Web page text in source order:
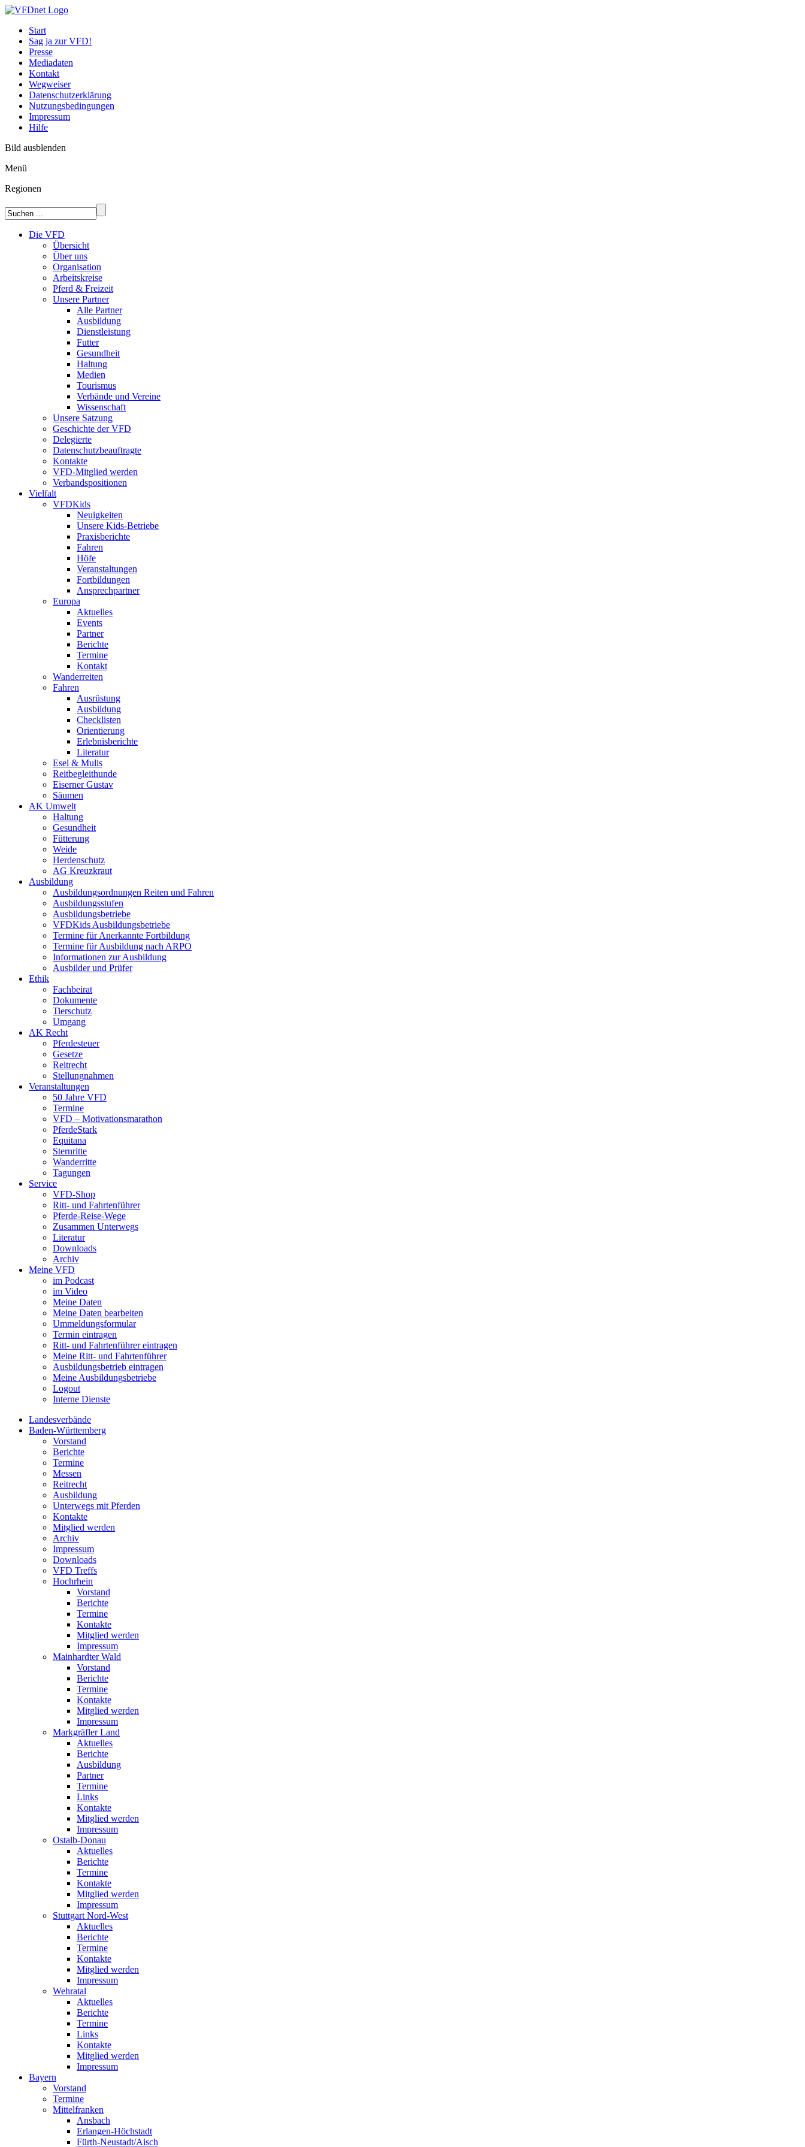
Start
Sag ja zur VFD!
Presse
Mediadaten
Kontakt
Wegweiser
Datenschutzerklärung
Nutzungsbedingungen
Impressum
Hilfe
Bild ausblenden
Menü
Regionen
Die VFD
Übersicht
Über uns
Organisation
Arbeitskreise
Pferd & Freizeit
Unsere Partner
Alle Partner
Ausbildung
Dienstleistung
Futter
Gesundheit
Haltung
Medien
Tourismus
Verbände und Vereine
Wissenschaft
Unsere Satzung
Geschichte der VFD
Delegierte
Datenschutzbeauftragte
Kontakte
VFD-Mitglied werden
Verbandspositionen
Vielfalt
VFDKids
Neuigkeiten
Unsere Kids-Betriebe
Praxisberichte
Fahren
Höfe
Veranstaltungen
Fortbildungen
Ansprechpartner
Europa
Aktuelles
Events
Partner
Berichte
Termine
Kontakt
Wanderreiten
Fahren
Ausrüstung
Ausbildung
Checklisten
Orientierung
Erlebnisberichte
Literatur
Esel & Mulis
Reitbegleithunde
Eiserner Gustav
Säumen
AK Umwelt
Haltung
Gesundheit
Fütterung
Weide
Herdenschutz
AG Kreuzkraut
Ausbildung
Ausbildungsordnungen Reiten und Fahren
Ausbildungsstufen
Ausbildungsbetriebe
VFDKids Ausbildungsbetriebe
Termine für Anerkannte Fortbildung
Termine für Ausbildung nach ARPO
Informationen zur Ausbildung
Ausbilder und Prüfer
Ethik
Fachbeirat
Dokumente
Tierschutz
Umgang
AK Recht
Pferdesteuer
Gesetze
Reitrecht
Stellungnahmen
Veranstaltungen
50 Jahre VFD
Termine
VFD – Motivationsmarathon
PferdeStark
Equitana
Sternritte
Wanderritte
Tagungen
Service
VFD-Shop
Ritt- und Fahrtenführer
Pferde-Reise-Wege
Zusammen Unterwegs
Literatur
Downloads
Archiv
Meine VFD
im Podcast
im Video
Meine Daten
Meine Daten bearbeiten
Ummeldungsformular
Termin eintragen
Ritt- und Fahrtenführer eintragen
Meine Ritt- und Fahrtenführer
Ausbildungsbetrieb eintragen
Meine Ausbildungsbetriebe
Logout
Interne Dienste
Landesverbände
Baden-Württemberg
Vorstand
Berichte
Termine
Messen
Reitrecht
Ausbildung
Unterwegs mit Pferden
Kontakte
Mitglied werden
Archiv
Impressum
Downloads
VFD Treffs
Hochrhein
Vorstand
Berichte
Termine
Kontakte
Mitglied werden
Impressum
Mainhardter Wald
Vorstand
Berichte
Termine
Kontakte
Mitglied werden
Impressum
Markgräfler Land
Aktuelles
Berichte
Ausbildung
Partner
Termine
Links
Kontakte
Mitglied werden
Impressum
Ostalb-Donau
Aktuelles
Berichte
Termine
Kontakte
Mitglied werden
Impressum
Stuttgart Nord-West
Aktuelles
Berichte
Termine
Kontakte
Mitglied werden
Impressum
Wehratal
Aktuelles
Berichte
Termine
Links
Kontakte
Mitglied werden
Impressum
Bayern
Vorstand
Termine
Mittelfranken
Ansbach
Erlangen-Höchstadt
Fürth-Neustadt/Aisch